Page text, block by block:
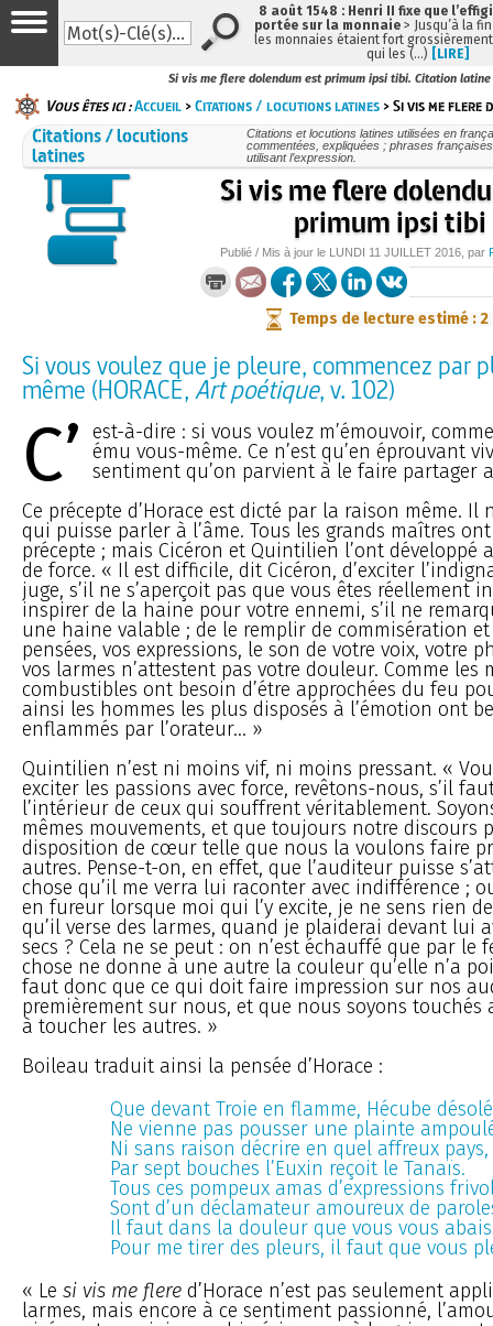
Si vis me flere dolendum est primum ipsi tibi. Citation latine
Vous êtes ici :Accueil >Citations / locutions latines > Si vis me flere
Citations / locutions
latines
Citations et locutions latines utilisées en
commentées, expliquées ; phrases
utilisant l’expression.
Si vis me flere
primum ipsi tibi
Publié / Mis à jour le LUNDI 11 JUILLET 2016 , par
Temps de lecture estimé : 2
Si vous voulez que je pleure, commencez par
même (HORACE,Art poétique, v. 102)
C’ est-à-dire : si vous voulez m’émouvoir,
ému vous-même. Ce n’est qu’en éprouvant
sentiment qu’on parvient à le faire partager
Ce précepte d’Horace est dicté par la raison même. Il
qui puisse parler à l’âme. Tous les grands maîtres
précepte ; mais Cicéron et Quintilien l’ont développé
de force. « Il est difficile, dit Cicéron, d’exciter
juge, s’il ne s’aperçoit pas que vous êtes réellement
inspirer de la haine pour votre ennemi, s’il ne
une haine valable ; de le remplir de commisération
pensées, vos expressions, le son de votre voix, votre
vos larmes n’attestent pas votre douleur. Comme les
combustibles ont besoin d’étre approchées du feu
ainsi les hommes les plus disposés à l’émotion ont
enflammés par l’orateur... »
Quintilien n’est ni moins vif, ni moins pressant. «
exciter les passions avec force, revêtons-nous, s’il
l’intérieur de ceux qui souffrent véritablement.
mêmes mouvements, et que toujours notre discours
disposition de cœur telle que nous la voulons faire
autres. Pense-t-on, en effet, que l’auditeur puisse
chose qu’il me verra lui raconter avec indifférence ;
en fureur lorsque moi qui l’y excite, je ne sens rien
qu’il verse des larmes, quand je plaiderai devant lui
secs ? Cela ne se peut : on n’est échauffé que par le
chose ne donne à une autre la couleur qu’elle n’a
faut donc que ce qui doit faire impression sur nos
premièrement sur nous, et que nous soyons touchés
à toucher les autres. »
Boileau traduit ainsi la pensée d’Horace :
Que devant Troie en flamme, Hécube
Ne vienne pas pousser une plainte
Ni sans raison décrire en quel affreux pays,
Par sept bouches l’Euxin reçoit le Tanaïs.
Tous ces pompeux amas d’expressions
Sont d’un déclamateur amoureux de
Il faut dans la douleur que vous vous
Pour me tirer des pleurs, il faut que vous
« Le si vis me flere d’Horace n’est pas seulement
larmes, mais encore à ce sentiment passionné,
8 août 1548 : Henri II fixe que
portée sur la monnaie > Jusqu’à la
les monnaies étaient fort
qui les (…) [LIRE]